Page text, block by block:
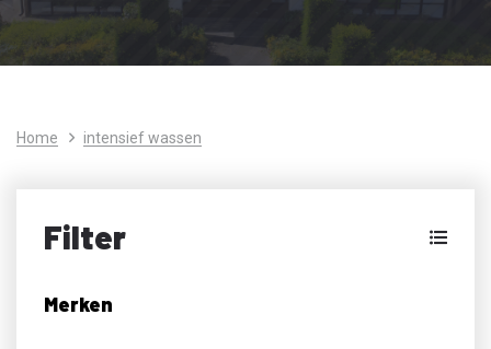
Home intensief wassen
Filter
Merken